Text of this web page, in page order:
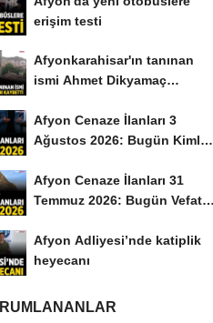
erişim testi
Afyonkarahisar'ın tanınan
ismi Ahmet Dikyamaç
Afyon Cenaze İlanları 3
Ağustos 2026: Bugün Kimler
Afyon Cenaze İlanları 31
Temmuz 2026: Bugün Vefat
Afyon Adliyesi’nde katiplik
heyecanı